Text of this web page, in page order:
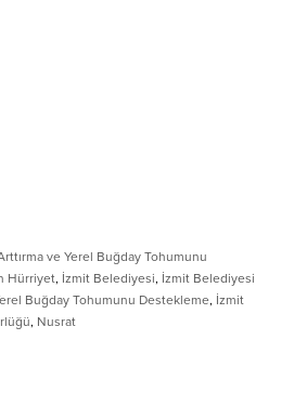
ve Yerel Buğday Tohumunu
Hürriyet, İzmit Belediyesi, İzmit Belediyesi
Buğday Tohumunu Destekleme, İzmit
, Nusrat